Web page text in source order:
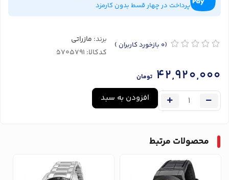
پرداخت در چهار قسط بدون کارمزد
(0 بازخورد کاربران ) برند: مازراتی
کدکالا:
42,920,000 تومان
افزودن به سبد
محصولات مرتبط